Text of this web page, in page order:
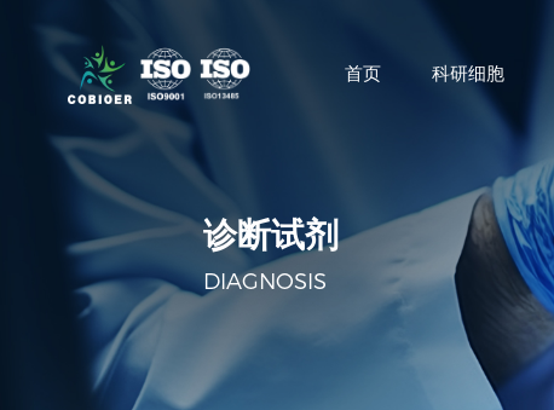
首页 科研细胞
诊断试剂
DIAGNOSIS